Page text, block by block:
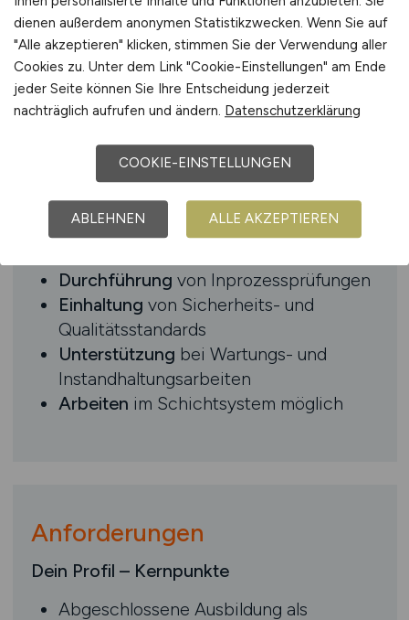
Beschreibung
Bedienungund Überwachung moderner
Produktionsanlagen
Maschinen
Sicherstellungeines störungsfreien
Produktionsablaufs
Qualitätskontrollenund Dokumentation
Durchführung von Inprozessprüfungen
Einhaltung von Sicherheits- und
Qualitätsstandards
Unterstützung bei Wartungs- und
Instandhaltungsarbeiten
Arbeiten im Schichtsystem möglich
Anforderungen
Dein Profil – Kernpunkte
Abgeschlossene Ausbildung als
dienen außerdem anonymen Statistikzwecken. Wenn Sie auf
"Alle akzeptieren" klicken, stimmen Sie der Verwendung aller
Cookies zu. Unter dem Link "Cookie-Einstellungen" am Ende
jeder Seite können Sie Ihre Entscheidung jederzeit
nachträglich aufrufen und ändern. Datenschutzerklärung
COOKIE-EINSTELLUNGEN
ABLEHNEN ALLE AKZEPTIEREN